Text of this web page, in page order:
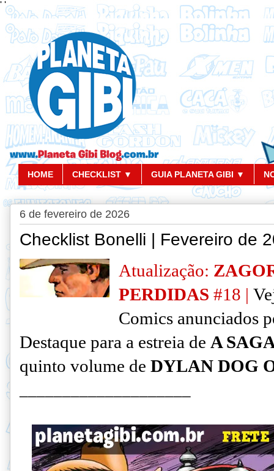
' '
HOME CHECKLIST ▼ GUIA PLANETA GIBI ▼
6 de fevereiro de 2026
Checklist Bonelli | Fevereiro de
Atualização: Z
PERDIDAS #18 |
Comics anunciados
Destaque para a estreia de A
quinto volume de DYLAN DOG